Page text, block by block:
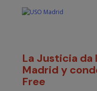
La Justicia da
Madrid y
Free